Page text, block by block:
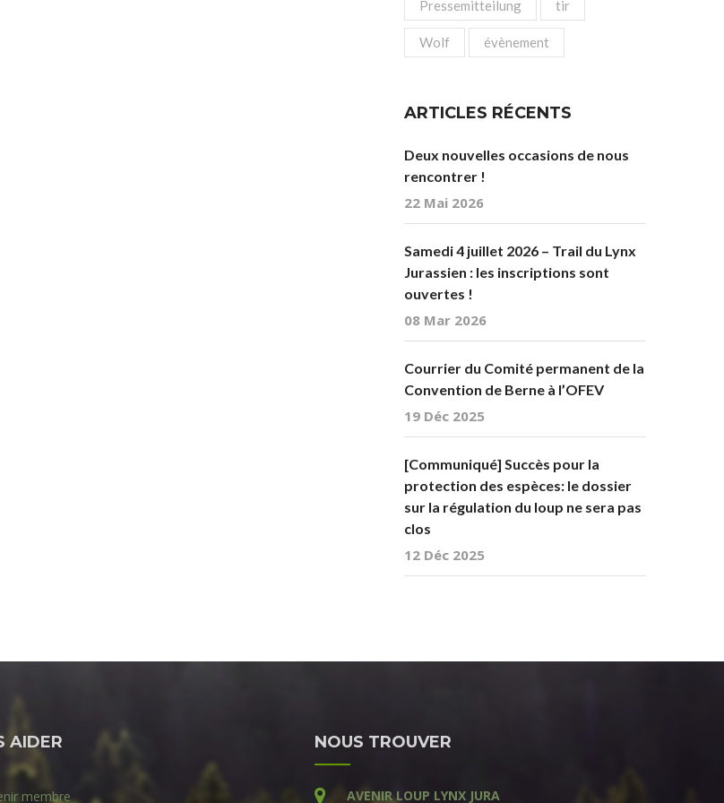
Pressemitteilung tir
Wolf évènement
ARTICLES RÉCENTS
Deux nouvelles occasions de nous
rencontrer !
22 Mai 2026
Samedi 4 juillet 2026 – Trail du Lynx
Jurassien : les inscriptions sont
ouvertes !
08 Mar 2026
Courrier du Comité permanent de la
Convention de Berne à l’OFEV
19 Déc 2025
[Communiqué] Succès pour la
protection des espèces: le dossier
sur la régulation du loup ne sera pas
clos
12 Déc 2025
AIDER
membre
NOUS TROUVER
AVENIR LOUP LYNX JURA